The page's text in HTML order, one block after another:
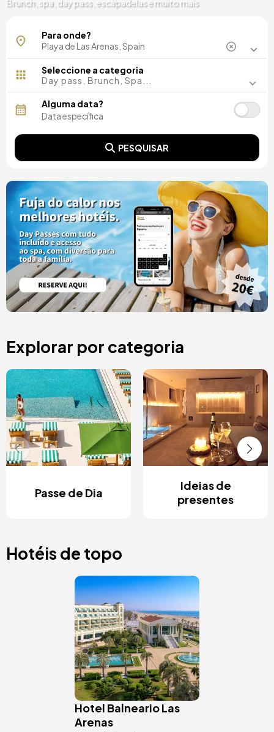
Brunch, spa, day pass, escapadelas e muito mais
Para onde?
Seleccione a categoria
Day pass, Brunch, Spa...
Alguma data?
PESQUISAR
Explorar por categoria
Passe de Dia
Ideias de
presentes
Hotéis de topo
Imagem
Hotel Balneario Las
Arenas